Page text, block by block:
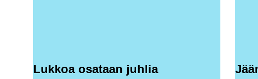
Lukkoa osataan juhlia